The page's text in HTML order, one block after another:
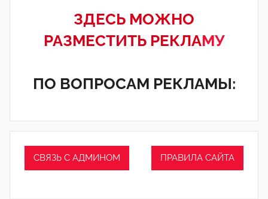
ЗДЕСЬ МОЖНО
РАЗМЕСТИТЬ РЕКЛАМУ
ПО ВОПРОСАМ РЕКЛАМЫ:
СВЯЗЬ С АДМИНОМ ПРАВИЛА САЙТА